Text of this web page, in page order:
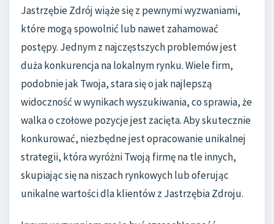
Jastrzębie Zdrój wiąże się z pewnymi wyzwaniami,
które mogą spowolnić lub nawet zahamować
postępy. Jednym z najczęstszych problemów jest
duża konkurencja na lokalnym rynku. Wiele firm,
podobnie jak Twoja, stara się o jak najlepszą
widoczność w wynikach wyszukiwania, co sprawia, że
walka o czołowe pozycje jest zacięta. Aby skutecznie
konkurować, niezbędne jest opracowanie unikalnej
strategii, która wyróżni Twoją firmę na tle innych,
skupiając się na niszach rynkowych lub oferując
unikalne wartości dla klientów z Jastrzębia Zdroju.